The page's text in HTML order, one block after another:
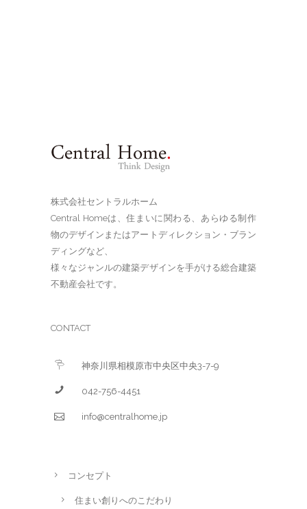
株式会社セントラルホーム
Central Homeは、住まいに関わる、あらゆる制作
物のデザインまたはアートディレクション・ブラン
ディングなど、
様々なジャンルの建築デザインを手がける総合建築
不動産会社です。
CONTACT
神奈川県相模原市中央区中央3-7-9
042-756-4451
info@centralhome.jp
コンセプト
住まい創りへのこだわり